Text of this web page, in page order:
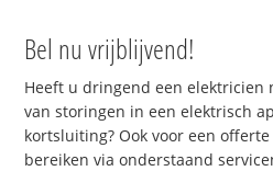
Bel nu vrijblijvend!
Heeft u dringend een elektricien
van storingen in een elektrisch
kortsluiting? Ook voor een
bereiken via onderstaand